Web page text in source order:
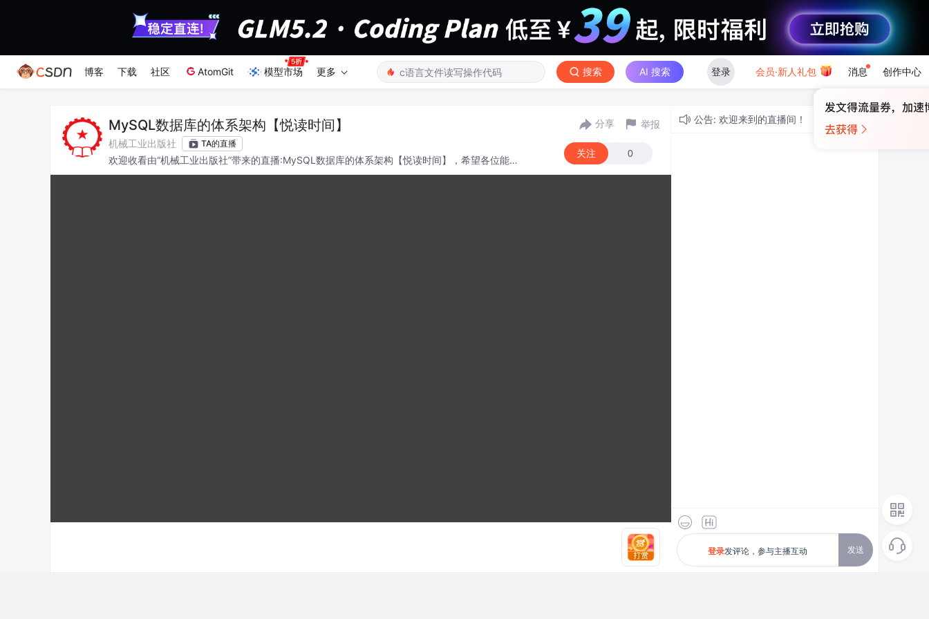
博客 下载 社区 AtomGit 模型市场 更多 搜索 AI 搜索 登录 会员·新人礼包 消息 创作中心
MySQL数据库的体系架构【悦读时间】
机械工业出版社 TA的直播
欢迎收看由“机械工业出版社”带来的直播:MySQL数据库的体系架构【悦读时间】，希望各位能有
所收获。
分享 举报
关注 0
公告: 欢迎来到的直播间！
发送
登录发评论，参与主播互动